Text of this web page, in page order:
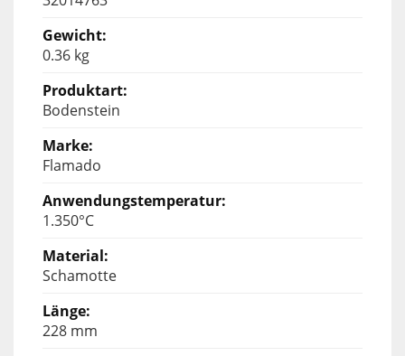
0.36 kg
Bodenstein
Flamado
1.350°C
Schamotte
228 mm